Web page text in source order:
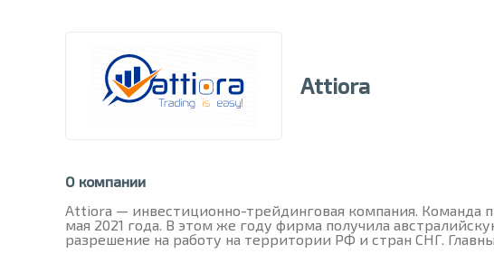
Attiora
О компании
Attiora — инвестиционно-трейдинговая компания. Команда
мая 2021 года. В этом же году фирма получила
разрешение на работу на территории РФ и стран СНГ.